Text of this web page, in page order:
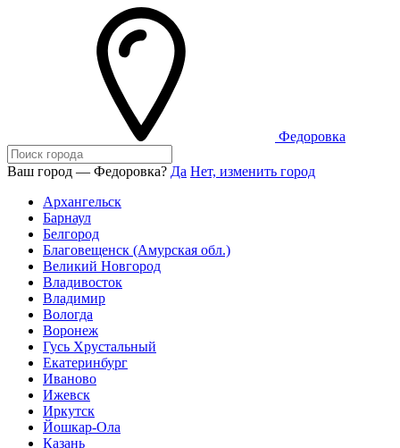
Федоровка
Ваш город — Федоровка? Да Нет, изменить город
Архангельск
Барнаул
Белгород
Благовещенск (Амурская обл.)
Великий Новгород
Владивосток
Владимир
Вологда
Воронеж
Гусь Хрустальный
Екатеринбург
Иваново
Ижевск
Иркутск
Йошкар-Ола
Казань